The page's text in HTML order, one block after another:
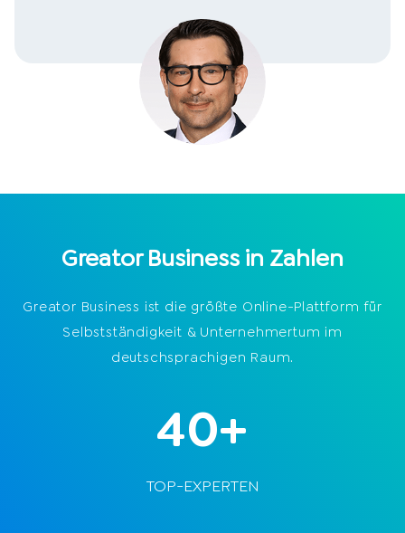
Greator Business in Zahlen​
Greator Business ist die größte Online-Plattform für
Selbstständigkeit & Unternehmertum im
deutschsprachigen Raum.
40+
TOP-EXPERTEN